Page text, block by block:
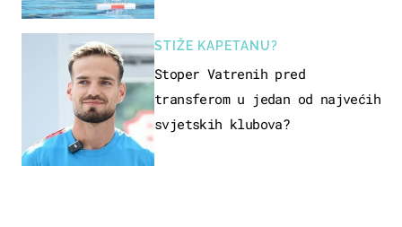
STIŽE KAPETANU?
Stoper Vatrenih pred
transferom u jedan od najvećih
svjetskih klubova?